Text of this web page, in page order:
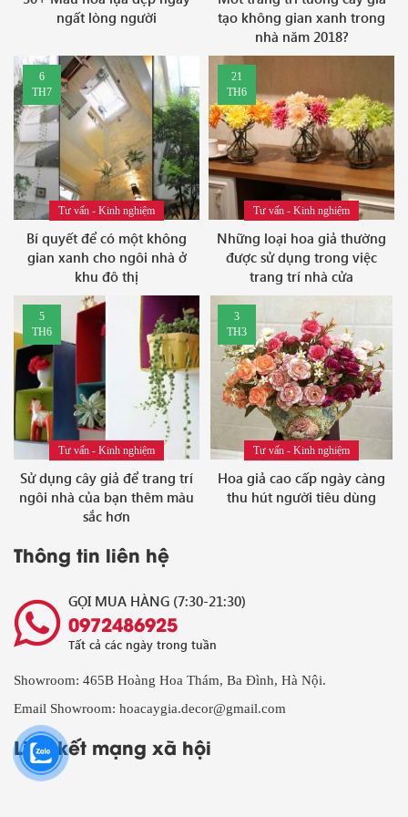
ngất lòng người
tạo không gian xanh trong
nhà năm 2018?
6
TH7
Tư vấn - Kinh nghiệm
Bí quyết để có một không
gian xanh cho ngôi nhà ở
khu đô thị
21
TH6
Tư vấn - Kinh nghiệm
Những loại hoa giả thường
được sử dụng trong việc
trang trí nhà cửa
5
TH6
Tư vấn - Kinh nghiệm
Sử dụng cây giả để trang trí
ngôi nhà của bạn thêm màu
sắc hơn
3
TH3
Tư vấn - Kinh nghiệm
Hoa giả cao cấp ngày càng
thu hút người tiêu dùng
Thông tin liên hệ
GỌI MUA HÀNG (7:30-21:30)
0972486925
Tất cả các ngày trong tuần
Showroom: 465B Hoàng Hoa Thám, Ba Đình, Hà Nội.
Email Showroom: hoacaygia.decor@gmail.com
Liên kết mạng xã hội